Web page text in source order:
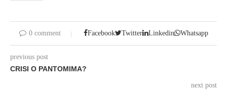
0 comment Facebook Twitter Linkedin Whatsapp
previous post
CRISI O PANTOMIMA?
next post